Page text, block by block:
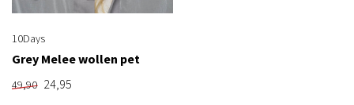
10Days
Grey Melee wollen pet
49,90 24,95